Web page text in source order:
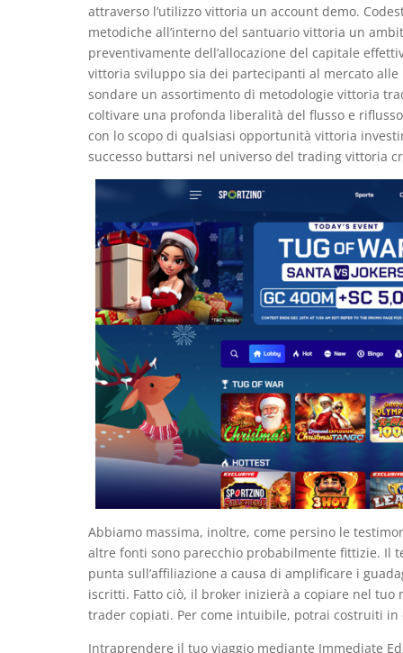
attraverso l’utilizzo vittoria un account demo.
metodiche all’interno del santuario vittoria un
preventivamente dell’allocazione del capitale
vittoria sviluppo sia dei partecipanti al mercato
sondare un assortimento di metodologie vittoria
coltivare una profonda liberalità del flusso e
con lo scopo di qualsiasi opportunità vittoria
successo buttarsi nel universo del trading vittoria
Abbiamo massima, inoltre, come persino le
altre fonti sono parecchio probabilmente fittizie. Il
punta sull’affiliazione a causa di amplificare i
iscritti. Fatto ciò, il broker inizierà a copiare nel
trader copiati. Per come intuibile, potrai costruiti
Intraprendere il tuo viaggio mediante Immediate